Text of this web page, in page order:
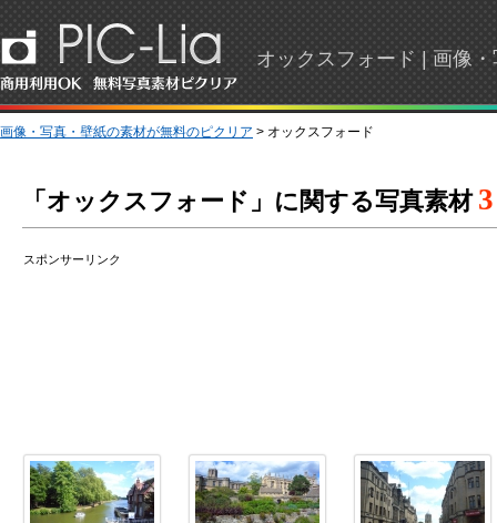
オックスフォード | 画像
画像・写真・壁紙の素材が無料のピクリア > オックスフォード
「オックスフォード」に関する写真素材 3
スポンサーリンク